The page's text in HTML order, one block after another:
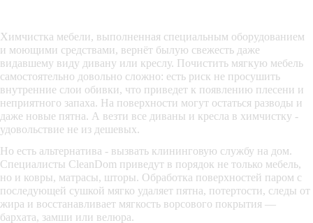
Химчистка мебели, выполненная специальным оборудованием
и моющими средствами, вернёт былую свежесть даже
видавшему виду дивану или креслу. Почистить мягкую мебель
самостоятельно довольно сложно: есть риск не просушить
внутренние слои обивки, что приведет к появлению плесени и
неприятного запаха. На поверхности могут остаться разводы и
даже новые пятна. А везти все диваны и кресла в химчистку -
удовольствие не из дешевых.
Но есть альтернатива - вызвать клининговую службу на дом.
Специалисты CleanDom приведут в порядок не только мебель,
но и ковры, матрасы, шторы. Обработка поверхностей паром с
последующей сушкой мягко удаляет пятна, потертости, следы от
жира и восстанавливает мягкость ворсового покрытия —
бархата, замши или велюра.